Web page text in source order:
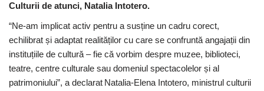
Culturii de atunci, Natalia Intotero.
“Ne-am implicat activ pentru a susține un cadru corect,
echilibrat și adaptat realităților cu care se confruntă angajații din
instituțiile de cultură – fie că vorbim despre muzee, biblioteci,
teatre, centre culturale sau domeniul spectacolelor și al
patrimoniului”, a declarat Natalia-Elena Intotero, ministrul culturii